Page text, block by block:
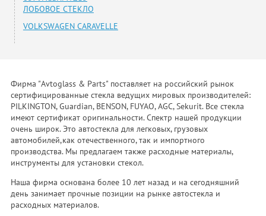
ЛОБОВОЕ СТЕКЛО
VOLKSWAGEN CARAVELLE
Фирма "Avtoglass & Parts" поставляет на российский рынок
сертифицированные стекла ведущих мировых производителей:
PILKINGTON, Guardian, BENSON, FUYAO, AGC, Sekurit. Все стекла
имеют сертификат оригинальности. Спектр нашей продукции
очень широк. Это автостекла для легковых, грузовых
автомобилей,как отечественного, так и импортного
производства. Мы предлагаем также расходные материалы,
инструменты для установки стекол.
Наша фирма основана более 10 лет назад и на сегодняшний
день занимает прочные позиции на рынке автостекла и
расходных материалов.